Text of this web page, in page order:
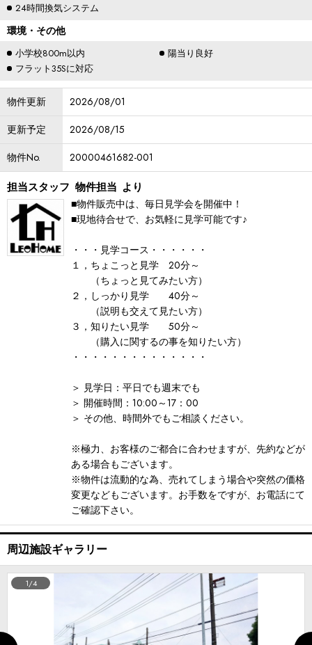
24時間換気システム
環境・その他
小学校800m以内
陽当り良好
フラット35Sに対応
物件更新
2026/08/01
更新予定
2026/08/15
物件No.
20000461682-001
担当スタッフ 物件担当 より
■物件販売中は、毎日見学会を開催中！
■現地待合せで、お気軽に見学可能です♪
・・・見学コース・・・・・・
１，ちょこっと見学 20分～
（ちょっと見てみたい方）
２，しっかり見学 40分～
（説明も交えて見たい方）
３，知りたい見学 50分～
（購入に関するの事を知りたい方）
・・・・・・・・・・・・・・
＞ 見学日：平日でも週末でも
＞ 開催時間：10:00～17：00
＞ その他、時間外でもご相談ください。
※極力、お客様のご都合に合わせますが、先約などが
ある場合もございます。
※物件は流動的な為、売れてしまう場合や突然の価格
変更などもございます。お手数をですが、お電話にて
ご確認下さい。
周辺施設ギャラリー
1/4